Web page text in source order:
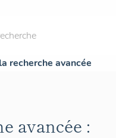
recherche avancée
avancée :